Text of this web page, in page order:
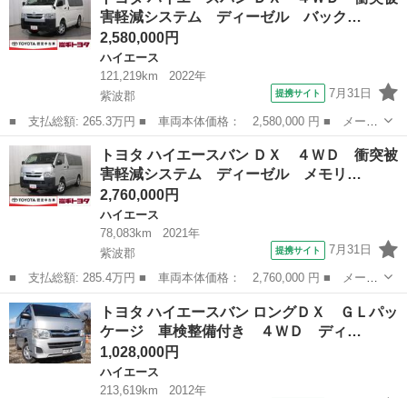
カメラ ...
害軽減システム ディーゼル バック…
2,580,000円
ハイエース
121,219km
2022年
紫波郡
提携サイト 7月31日
■ 支払総額: 265.3万円 ■ 車両本体価格： 2,580,000 円 ■ メーカ
ー名： トヨタ ■ 車種名： ハイエースバン ■ グレード名： Ｄ
Ｘ ４ＷＤ 衝突被害軽減システム ディーゼル バックカメラ ド
ラレコ ...
岩手 紫波郡 ハイエース
トヨタ ハイエースバン ＤＸ ４ＷＤ 衝突被
害軽減システム ディーゼル メモリ…
2,760,000円
ハイエース
78,083km
2021年
紫波郡
提携サイト 7月31日
■ 支払総額: 285.4万円 ■ 車両本体価格： 2,760,000 円 ■ メーカ
ー名： トヨタ ■ 車種名： ハイエースバン ■ グレード名： Ｄ
Ｘ ４ＷＤ 衝突被害軽減システム ディーゼル メモリーナビ ワ
ンセグ ...
岩手 紫波郡 ハイエース
トヨタ ハイエースバン ロングＤＸ ＧＬパッ
ケージ 車検整備付き ４ＷＤ ディ…
1,028,000円
ハイエース
213,619km
2012年